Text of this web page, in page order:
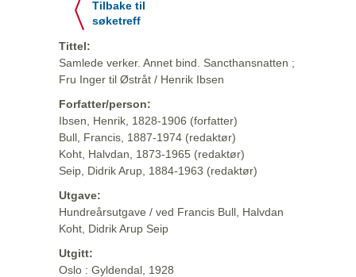
Tilbake til
søketreff
Tittel:
Samlede verker. Annet bind. Sancthansnatten ;
Fru Inger til Østråt / Henrik Ibsen
Forfatter/person:
Ibsen, Henrik, 1828-1906 (forfatter)
Bull, Francis, 1887-1974 (redaktør)
Koht, Halvdan, 1873-1965 (redaktør)
Seip, Didrik Arup, 1884-1963 (redaktør)
Utgave:
Hundreårsutgave / ved Francis Bull, Halvdan
Koht, Didrik Arup Seip
Utgitt:
Oslo : Gyldendal, 1928